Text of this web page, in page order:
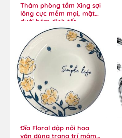
Thảm phòng tắm Xing sợi
lông cực mềm mại, mặt
dưới bám dính tốt
Đĩa Floral dập nổi hoa
văn dùng trang trí mâm